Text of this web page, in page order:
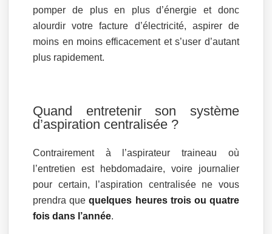
pomper de plus en plus d’énergie et donc
alourdir votre facture d’électricité, aspirer de
moins en moins efficacement et s’user d’autant
plus rapidement.
Quand entretenir son système
d’aspiration centralisée ?
Contrairement à l’aspirateur traineau où
l’entretien est hebdomadaire, voire journalier
pour certain, l’aspiration centralisée ne vous
prendra quequelques heures trois ou quatre
fois dans l’année.